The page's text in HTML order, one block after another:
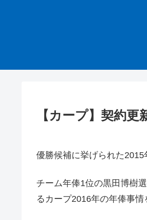
【カープ】契約
優勝候補に挙げられた
チーム年俸1位の黒田博樹
るカープ2016年の年俸事